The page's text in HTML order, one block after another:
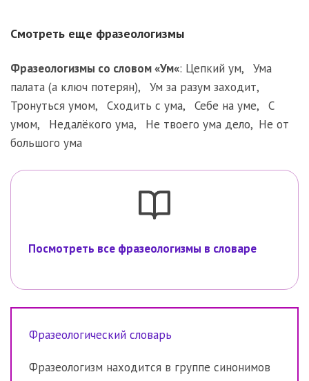
Смотреть еще фразеологизмы
Фразеологизмы со словом «Ум«: Цепкий ум, Ума
палата (а ключ потерян), Ум за разум заходит,
Тронуться умом, Сходить с ума, Себе на уме, С
умом, Недалёкого ума, Не твоего ума дело, Не от
большого ума
Посмотреть все фразеологизмы в словаре
Фразеологический словарь
Фразеологизм находится в группе синонимов